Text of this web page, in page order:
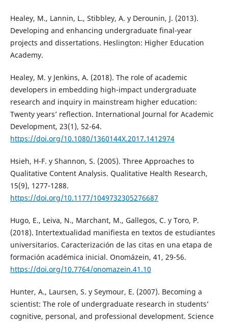
Healey, M., Lannin, L., Stibbley, A. y Derounin, J. (2013).
Developing and enhancing undergraduate final-year
projects and dissertations. Heslington: Higher Education
Academy.
Healey, M. y Jenkins, A. (2018). The role of academic
developers in embedding high-impact undergraduate
research and inquiry in mainstream higher education:
Twenty years’ reflection. International Journal for Academic
Development, 23(1), 52-64.
https://doi.org/10.1080/1360144X.2017.1412974
Hsieh, H-F. y Shannon, S. (2005). Three Approaches to
Qualitative Content Analysis. Qualitative Health Research,
15(9), 1277-1288.
https://doi.org/10.1177/1049732305276687
Hugo, E., Leiva, N., Marchant, M., Gallegos, C. y Toro, P.
(2018). Intertextualidad manifiesta en textos de estudiantes
universitarios. Caracterización de las citas en una etapa de
formación académica inicial. Onomázein, 41, 29-56.
https://doi.org/10.7764/onomazein.41.10
Hunter, A., Laursen, S. y Seymour, E. (2007). Becoming a
scientist: The role of undergraduate research in students’
cognitive, personal, and professional development. Science